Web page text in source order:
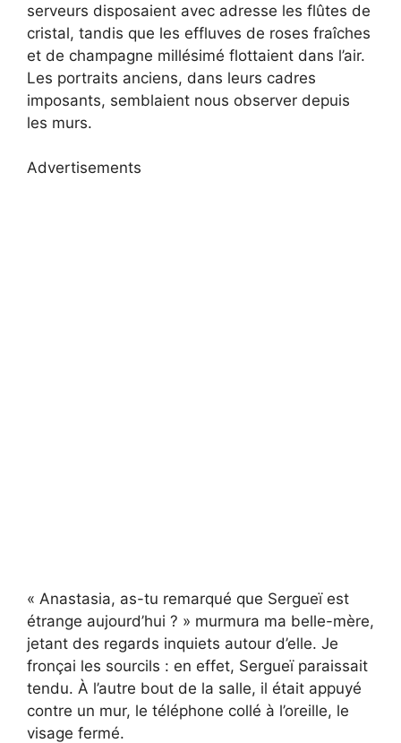
serveurs disposaient avec adresse les flûtes de
cristal, tandis que les effluves de roses fraîches
et de champagne millésimé flottaient dans l’air.
Les portraits anciens, dans leurs cadres
imposants, semblaient nous observer depuis
les murs.
Advertisements
« Anastasia, as-tu remarqué que Sergueï est
étrange aujourd’hui ? » murmura ma belle-mère,
jetant des regards inquiets autour d’elle. Je
fronçai les sourcils : en effet, Sergueï paraissait
tendu. À l’autre bout de la salle, il était appuyé
contre un mur, le téléphone collé à l’oreille, le
visage fermé.